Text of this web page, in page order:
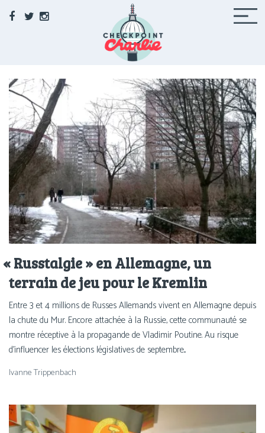
Checkpoint Charlie
Le média de la 71 à Berlin
Facebook
Twitter
«Russtalgie » en Allemagne, un
terrain de jeu pour le Kremlin
Entre 3 et 4 millions de Russes Allemands vivent en Allemagne depuis
la chute du Mur. Encore attachée à la Russie, cette communauté se
montre réceptive à la propagande de Vladimir Poutine. Au risque
d’influencer les élections législatives de septembre...
Ivanne Trippenbach